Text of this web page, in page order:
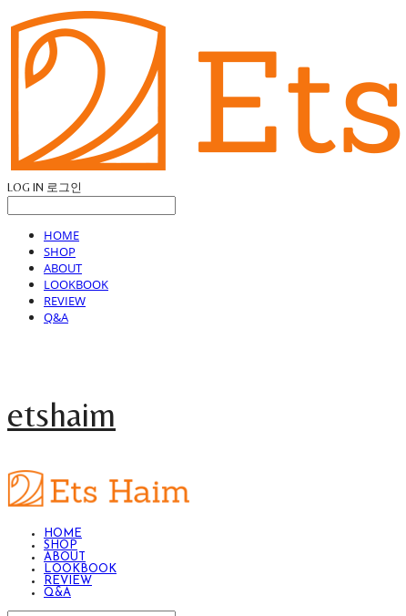
LOG IN 로그인
HOME
SHOP
ABOUT
LOOKBOOK
REVIEW
Q&A
etshaim
HOME
SHOP
ABOUT
LOOKBOOK
REVIEW
Q&A